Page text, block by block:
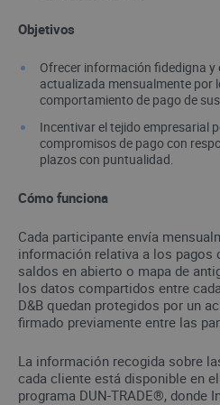
Objetivos
Ofrecer información fidedigna y
actualizada mensualmente por
comportamiento de pago de
Incentivar el tejido empresarial
compromisos de pago con
plazos con puntualidad.
Cómo funciona
Cada participante envía
información relativa a los pagos
saldos en abierto o mapa de
los datos compartidos entre
D&B quedan protegidos por un
firmado previamente entre las
La información recogida sobre
cada cliente está disponible en
programa DUN-TRADE®, donde